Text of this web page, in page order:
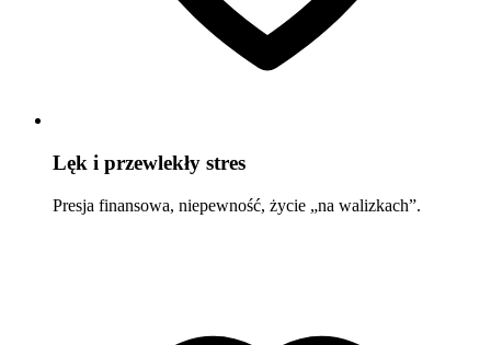
Lęk i przewlekły stres
Presja finansowa, niepewność, życie „na walizkach”.